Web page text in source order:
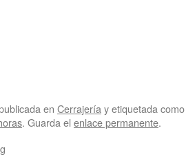
en Cerrajería y etiquetada
. Guarda el enlace permanente.